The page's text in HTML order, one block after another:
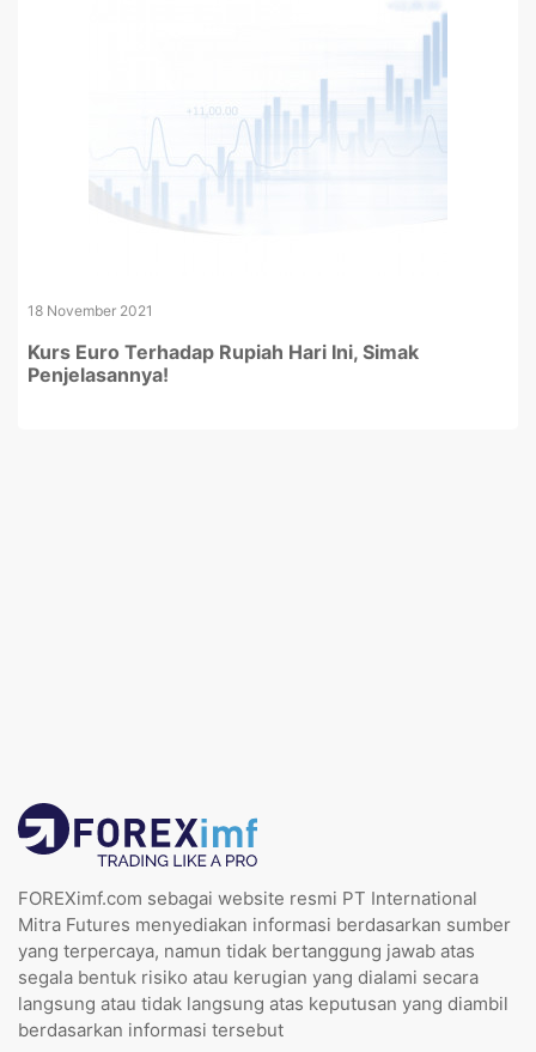
18 November 2021
Kurs Euro Terhadap Rupiah Hari Ini, Simak
Penjelasannya!
FOREXimf.com sebagai website resmi PT International
Mitra Futures menyediakan informasi berdasarkan sumber
yang terpercaya, namun tidak bertanggung jawab atas
segala bentuk risiko atau kerugian yang dialami secara
langsung atau tidak langsung atas keputusan yang diambil
berdasarkan informasi tersebut